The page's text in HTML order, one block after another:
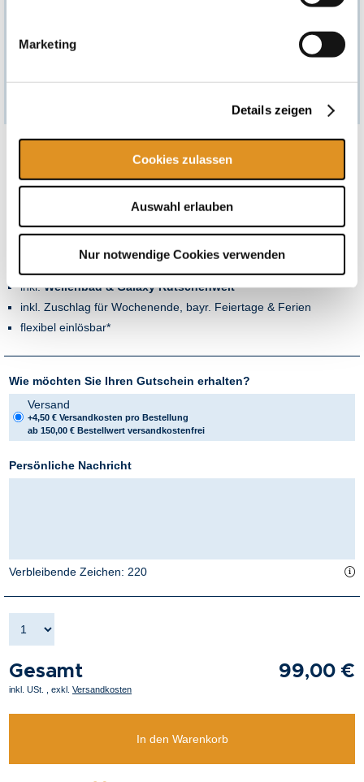
Marketing
Details zeigen
Cookies zulassen
Auswahl erlauben
Nur notwendige Cookies verwenden
Es gelten die Allgemeinen Geschäftsbedingungen der
Gutscheinpartner und der Therme Erding Service GmbH, einsehbar
2-jährige Patenschaft
Individuelle Beschilderung der Palme
Urkunde zur Patenschaft
Standortplan der Palme
inkl. Wellenbad &Galaxy Rutschenwelt
inkl. Zuschlag für Wochenende, bayr. Feiertage & Ferien
flexibel einlösbar*
Wie möchten Sie Ihren Gutschein erhalten?
Versand
+4,50 € Versandkosten pro Bestellung
ab 150,00 € Bestellwert versandkostenfrei
Persönliche Nachricht
Verbleibende Zeichen: 220
Gesamt 99,00 €
inkl. USt. , exkl. Versandkosten
In den Warenkorb